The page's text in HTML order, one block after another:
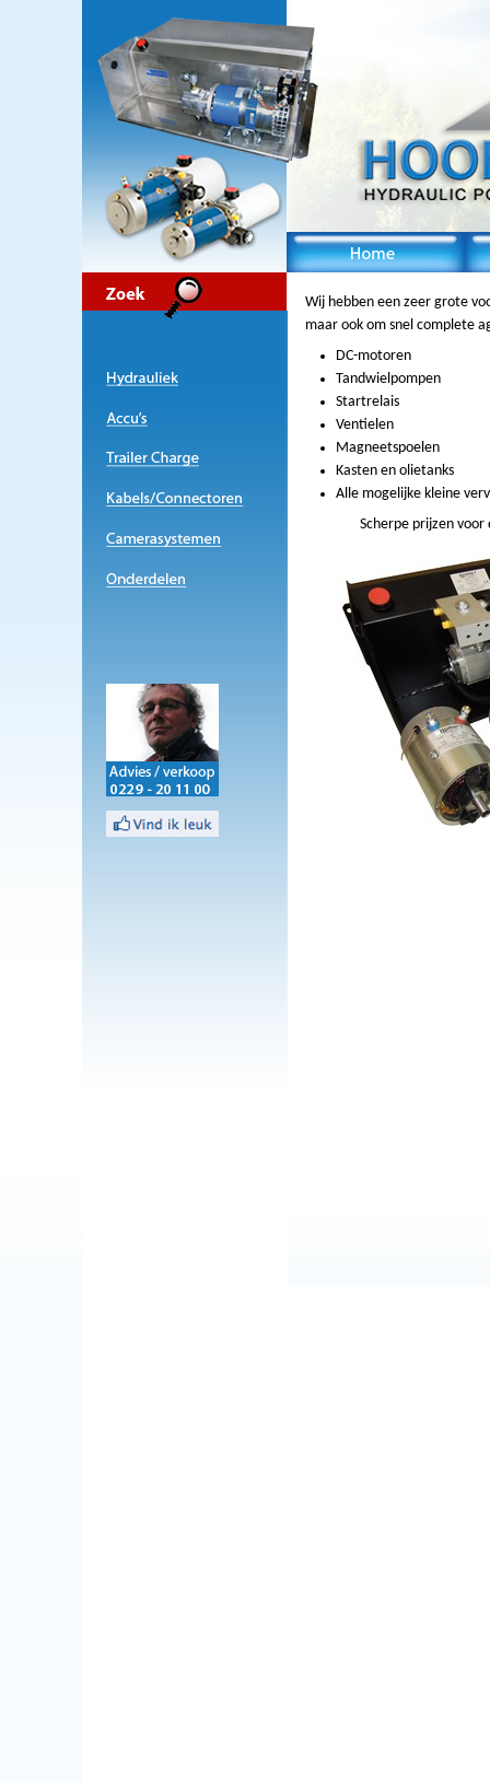
Wij hebben een zeer grote
maar ook om snel complete
DC-motoren
Tandwielpompen
Startrelais
Ventielen
Magneetspoelen
Kasten en olietanks
Alle mogelijke kleine
Scherpe prijzen